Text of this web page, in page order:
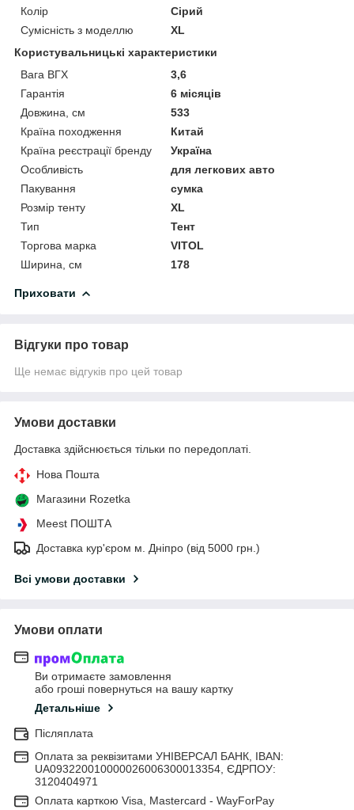
Колір
Сірий
Сумісність з моделлю
XL
Користувальницькі характеристики
Вага ВГХ
3,6
Гарантія
6 місяців
Довжина, см
533
Країна походження
Китай
Країна реєстрації бренду
Україна
Особливість
для легкових авто
Пакування
сумка
Розмір тенту
XL
Тип
Тент
Торгова марка
VITOL
Ширина, см
178
Приховати
Відгуки про товар
Ще немає відгуків про цей товар
Умови доставки
Доставка здійснюється тільки по передоплаті.
Нова Пошта
Магазини Rozetka
Meest ПОШТА
Доставка кур'єром м. Дніпро (від 5000 грн.)
Всі умови доставки
Умови оплати
Ви отримаєте замовлення
або гроші повернуться на вашу картку
Детальніше
Післяплата
Оплата за реквізитами УНІВЕРСАЛ БАНК, IBAN:
UA093220010000026006300013354, ЄДРПОУ:
3120404971
Оплата карткою Visa, Mastercard - WayForPay